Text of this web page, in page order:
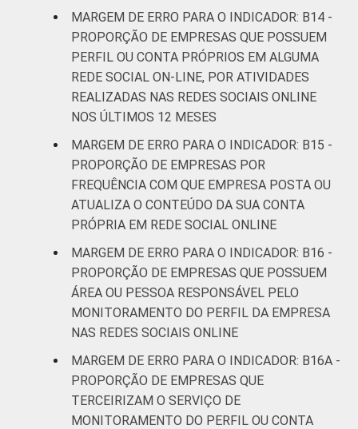
MARGEM DE ERRO PARA O INDICADOR: B14 -
PROPORÇÃO DE EMPRESAS QUE POSSUEM
PERFIL OU CONTA PRÓPRIOS EM ALGUMA
REDE SOCIAL ON-LINE, POR ATIVIDADES
REALIZADAS NAS REDES SOCIAIS ONLINE
NOS ÚLTIMOS 12 MESES
MARGEM DE ERRO PARA O INDICADOR: B15 -
PROPORÇÃO DE EMPRESAS POR
FREQUÊNCIA COM QUE EMPRESA POSTA OU
ATUALIZA O CONTEÚDO DA SUA CONTA
PRÓPRIA EM REDE SOCIAL ONLINE
MARGEM DE ERRO PARA O INDICADOR: B16 -
PROPORÇÃO DE EMPRESAS QUE POSSUEM
ÁREA OU PESSOA RESPONSÁVEL PELO
MONITORAMENTO DO PERFIL DA EMPRESA
NAS REDES SOCIAIS ONLINE
MARGEM DE ERRO PARA O INDICADOR: B16A -
PROPORÇÃO DE EMPRESAS QUE
TERCEIRIZAM O SERVIÇO DE
MONITORAMENTO DO PERFIL OU CONTA